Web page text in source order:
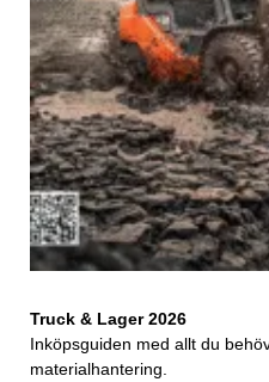
Truck & Lager 2026
Inköpsguiden med allt du
materialhantering.